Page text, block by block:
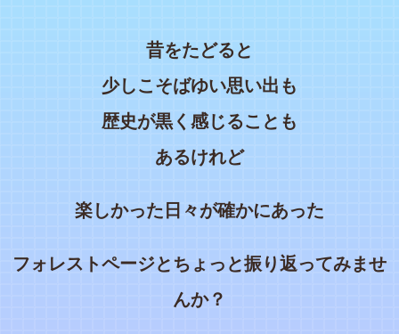
昔をたどると
少しこそばゆい思い出も
歴史が黒く感じることも
あるけれど
楽しかった日々が確かにあった
フォレストページとちょっと振り返ってみませ
んか？